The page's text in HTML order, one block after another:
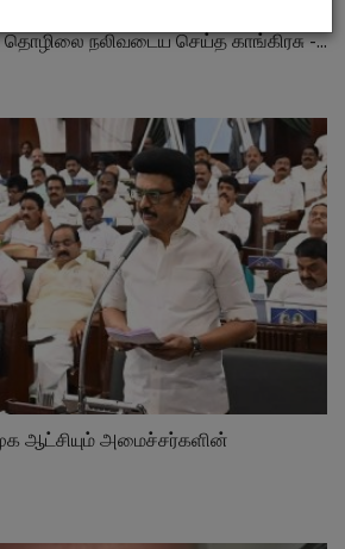
தொழிலை நலிவடைய செய்த காங்கிரசு -...
ஆட்சியும் அமைச்சர்களின்